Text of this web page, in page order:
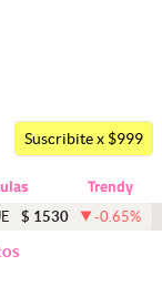
Suscribite x $999
Trendy
$ 1530 -0.65%